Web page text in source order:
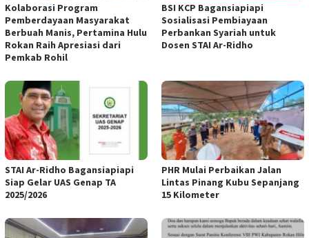
Kolaborasi Program
Pemberdayaan Masyarakat
Berbuah Manis, Pertamina Hulu
Rokan Raih Apresiasi dari
Pemkab Rohil
BSI KCP Bagansiapiapi
Sosialisasi Pembiayaan
Perbankan Syariah untuk
Dosen STAI Ar-Ridho
STAI Ar-Ridho Bagansiapiapi
Siap Gelar UAS Genap TA
2025/2026
PHR Mulai Perbaikan Jalan
Lintas Pinang Kubu Sepanjang
15 Kilometer